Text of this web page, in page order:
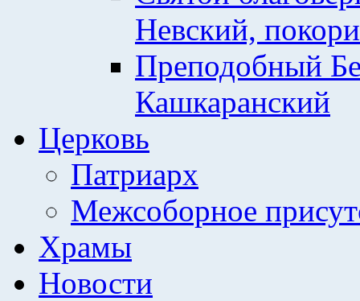
Невский,
Преподобный
Кашкаранский
Церковь
Патриарх
Межсоборное
Храмы
Новости